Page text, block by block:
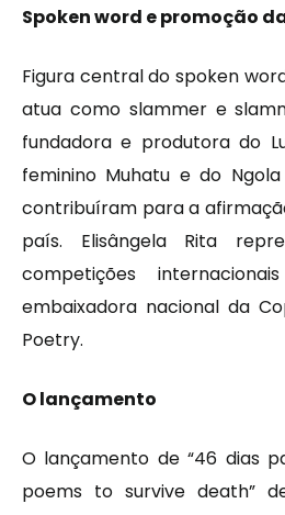
Spoken word e promoção
Figura central do spoken
atua como slammer e
fundadora e produtora do
feminino Muhatu e do
contribuíram para a
país. Elisângela Rita
competições
embaixadora nacional da
Poetry.
O lançamento
O lançamento de “46 dias
poems to survive death”